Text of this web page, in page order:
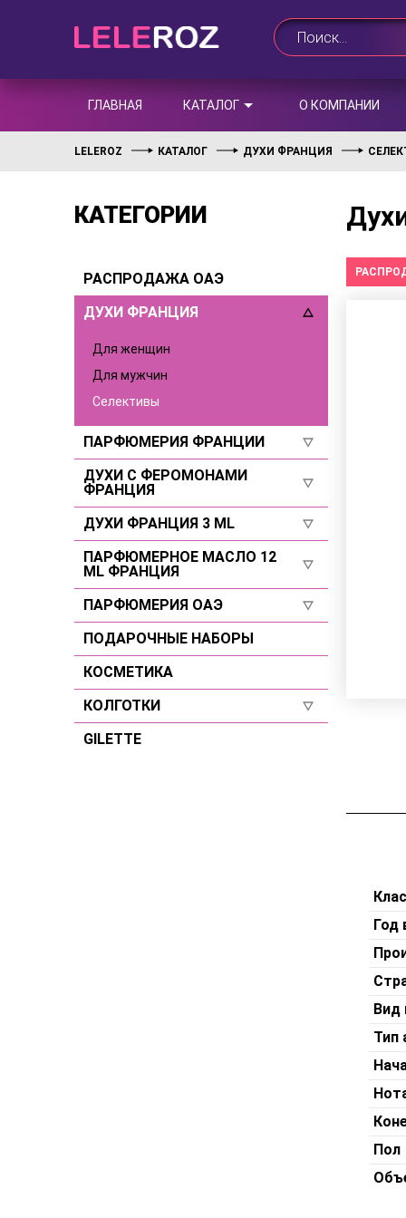
ГЛАВНАЯ КАТАЛОГ О КОМПАНИИ
LELEROZ КАТАЛОГ ДУХИ ФРАНЦИЯ
КАТЕГОРИИ
РАСПРОДАЖА ОАЭ
ДУХИ ФРАНЦИЯ
Для женщин
Для мужчин
Селективы
ПАРФЮМЕРИЯ ФРАНЦИИ
Для женщин
Для мужчин
Селективы
ДУХИ С ФЕРОМОНАМИ
ФРАНЦИЯ
Селективы
Для женщин
Для мужчин
ДУХИ ФРАНЦИЯ 3 ML
Для женщин
Для мужчин
Селективы
ПАРФЮМЕРНОЕ МАСЛО 12
ML ФРАНЦИЯ
Для женщин
Для мужчин
Селективы
ПАРФЮМЕРИЯ ОАЭ
Для женщин
Для мужчин
Селективы
ПОДАРОЧНЫЕ НАБОРЫ
КОСМЕТИКА
КОЛГОТКИ
Размер 2
GILETTE
Год
Вид
Тип
Пол